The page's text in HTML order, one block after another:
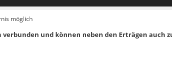
möglich
und können neben den Erträgen auch